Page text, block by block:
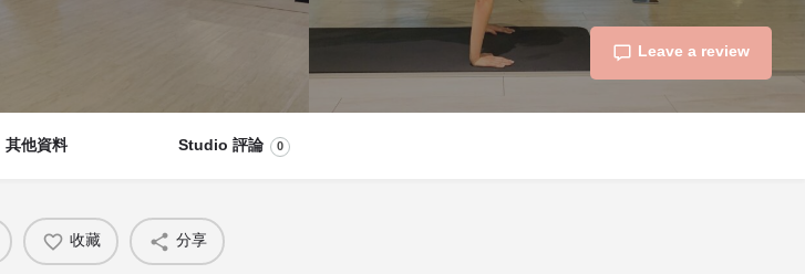
Leave a review
其他資料 Studio 評論 0
收藏 分享